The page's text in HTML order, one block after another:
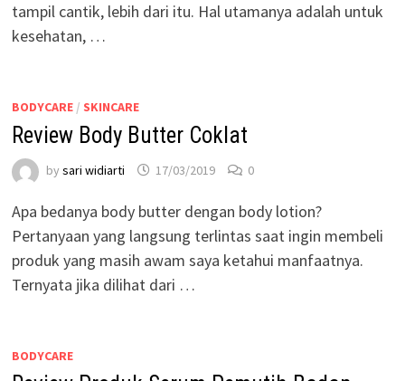
tampil cantik, lebih dari itu. Hal utamanya adalah untuk
kesehatan, …
BODYCARE/ SKINCARE
Review Body Butter Coklat
by sari widiarti 17/03/2019 0
Apa bedanya body butter dengan body lotion?
Pertanyaan yang langsung terlintas saat ingin membeli
produk yang masih awam saya ketahui manfaatnya.
Ternyata jika dilihat dari …
BODYCARE